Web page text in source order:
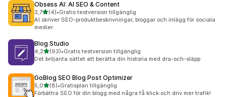
Obsess AI: AI SEO & Content
3,7av 5 stjärnor
(4)
4 recensioner totalt
•Gratis testversion tillgänglig
AI skriver SEO-produktbeskrivningar, bloggar och inlägg för sociala
medier.
Blog Studio
4,2av 5 stjärnor
(93)
93 recensioner totalt
•Gratis testversion tillgänglig
Det briljanta sättet att berätta din historia med dra-och-släpp
GoBlog SEO Blog Post Optimizer
5,0av 5 stjärnor
(8)
8 recensioner totalt
•Gratisplan tillgänglig
Förbättra SEO för din blogg med några få klick och driv mer trafik!